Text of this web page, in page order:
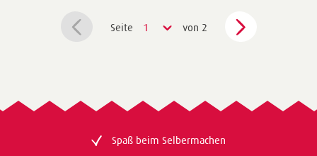
Seite 1 von 2
Spaß beim Selbermachen